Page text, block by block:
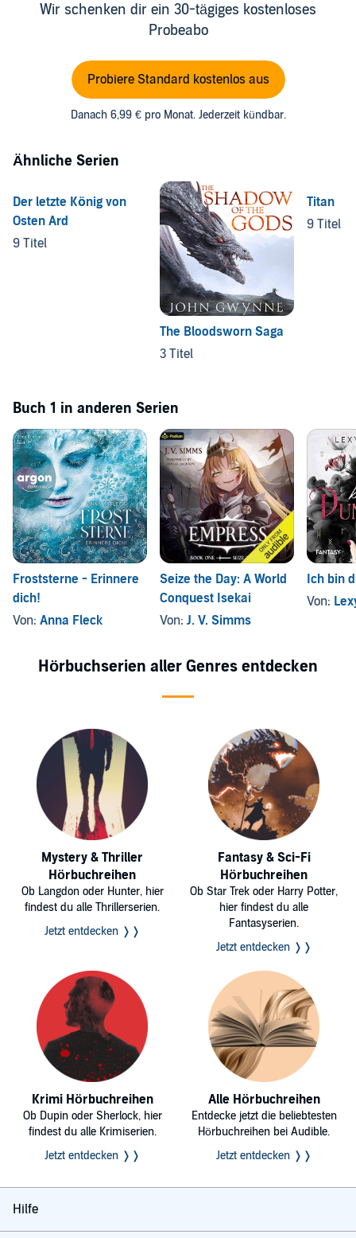
Wir schenken dir ein 30-tägiges kostenloses
Probeabo
Probiere Standard kostenlos aus
Danach 6,99 € pro Monat. Jederzeit kündbar.
Ähnliche Serien
Der letzte König von
Osten Ard
9 Titel
The Bloodsworn Saga
3 Titel
Titan
9 Titel
Buch 1 in anderen Serien
Froststerne - Erinnere
dich!
Von: Anna Fleck
Seize the Day: A World
Conquest Isekai
Von: J. V. Simms
Ich bin
Von:
Hörbuchserien aller Genres entdecken
Mystery & Thriller
Hörbuchreihen
Ob Langdon oder Hunter, hier
findest du alle Thrillerserien.
Jetzt entdecken ❭❭
Fantasy & Sci-Fi
Hörbuchreihen
Ob Star Trek oder Harry Potter,
hier findest du alle
Fantasyserien.
Jetzt entdecken ❭❭
Krimi Hörbuchreihen
Ob Dupin oder Sherlock, hier
findest du alle Krimiserien.
Jetzt entdecken ❭❭
Alle Hörbuchreihen
Entdecke jetzt die beliebtesten
Hörbuchreihen bei Audible.
Jetzt entdecken ❭❭
Hilfe